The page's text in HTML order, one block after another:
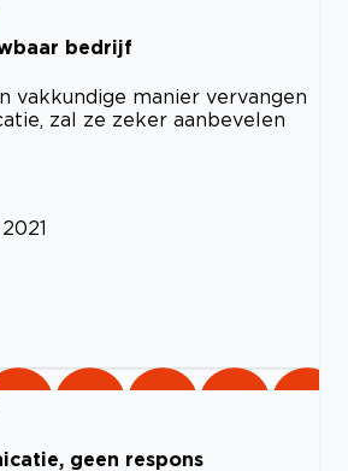
bedrijf
vakkundige manier vervangen
zal ze zeker aanbevelen
geen respons